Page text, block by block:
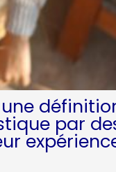
par